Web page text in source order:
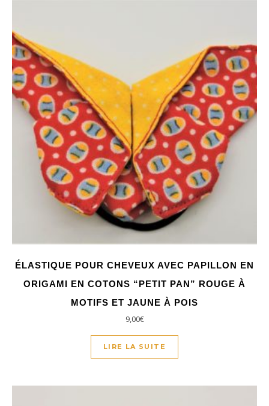
ÉLASTIQUE POUR CHEVEUX AVEC PAPILLON EN
ORIGAMI EN COTONS “PETIT PAN” ROUGE À
MOTIFS ET JAUNE À POIS
9,00€
LIRE LA SUITE